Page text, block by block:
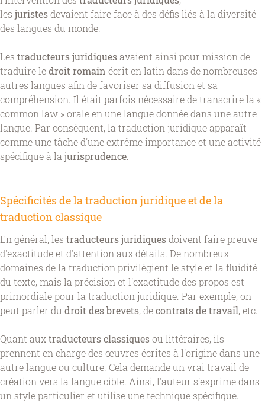
les juristesdevaient faire face à des défis liés à la diversité
des langues du monde.
Les traducteurs juridiquesavaient ainsi pour mission de
traduire ledroit romain écrit en latin dans de nombreuses
autres langues afin de favoriser sa diffusion et sa
compréhension. Il était parfois nécessaire de transcrire la «
common law » orale en une langue donnée dans une autre
langue. Par conséquent, la traduction juridique apparaît
comme une tâche d'une extrême importance et une activité
spécifique à lajurisprudence.
Spécificités de la traduction juridique et de la
traduction classique
En général, les traducteurs juridiquesdoivent faire preuve
d'exactitude et d'attention aux détails. De nombreux
domaines de la traduction privilégient le style et la fluidité
du texte, mais la précision et l'exactitude des propos est
primordiale pour la traduction juridique. Par exemple, on
peut parler du droit des brevets, decontrats de travail, etc.
Quant auxtraducteurs classiquesou littéraires, ils
prennent en charge des œuvres écrites à l'origine dans une
autre langue ou culture. Cela demande un vrai travail de
création vers la langue cible. Ainsi, l'auteur s'exprime dans
un style particulier et utilise une technique spécifique.